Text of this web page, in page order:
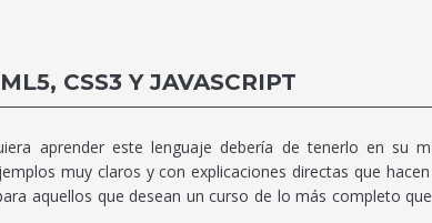
CSS3 Y JAVASCRIPT
aprender este lenguaje debería de tenerlo en su
muy claros y con explicaciones directas que
aquellos que desean un curso de lo más completo